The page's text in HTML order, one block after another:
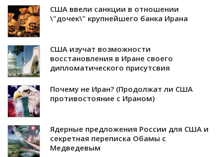
США ввели санкции в отношении
\"дочек\" крупнейшего банка Ирана
США изучат возможности
восстановления в Иране своего
дипломатического присутсвия
Почему не Иран? (Продолжат ли США
противостояние с Ираном)
Ядерные предложения России для США и
секретная переписка Обамы с
Медведевым